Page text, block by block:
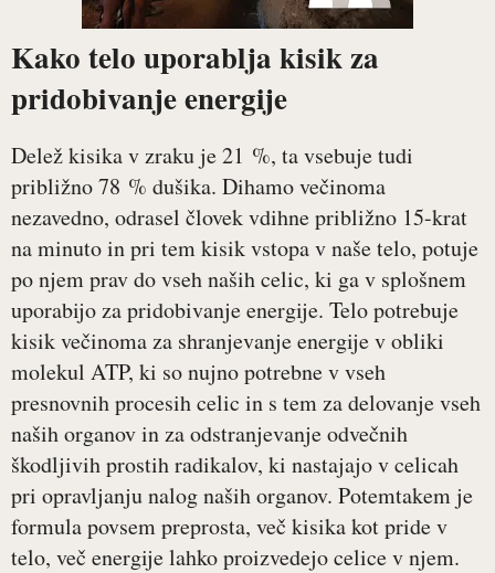
Kako telo uporablja kisik za
pridobivanje energije
Delež kisika v zraku je 21 %, ta vsebuje tudi
približno 78 % dušika. Dihamo večinoma
nezavedno, odrasel človek vdihne približno 15-krat
na minuto in pri tem kisik vstopa v naše telo, potuje
po njem prav do vseh naših celic, ki ga v splošnem
uporabijo za pridobivanje energije. Telo potrebuje
kisik večinoma za shranjevanje energije v obliki
molekul ATP, ki so nujno potrebne v vseh
presnovnih procesih celic in s tem za delovanje vseh
naših organov in za odstranjevanje odvečnih
škodljivih prostih radikalov, ki nastajajo v celicah
pri opravljanju nalog naših organov. Potemtakem je
formula povsem preprosta, več kisika kot pride v
telo, več energije lahko proizvedejo celice v njem.